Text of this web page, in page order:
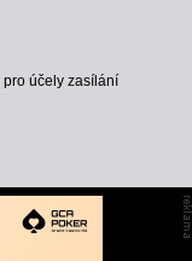
pro účely zasílání